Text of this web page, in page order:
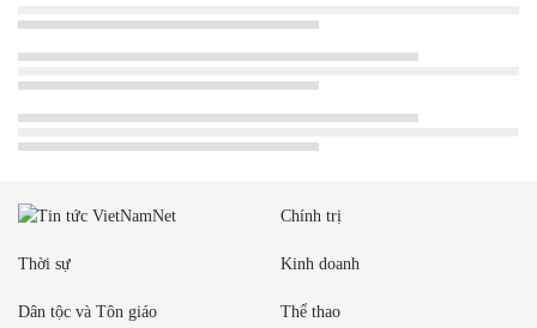
Chính trị
Thời sự Kinh doanh
Dân tộc và Tôn giáo Thể thao